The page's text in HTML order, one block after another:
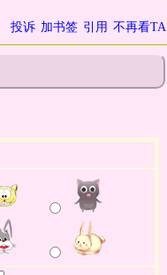
投诉 加书签 引用 不再看TA